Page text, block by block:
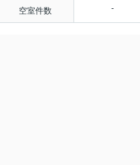
空室件数 -